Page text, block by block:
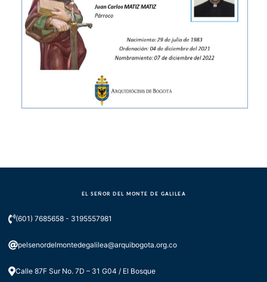
EL SEÑOR DEL MONTE DE GALILEA
(601) 7685658 - 3195557981
pelsenordelmontedegalilea@arquibogota.org.co
Calle 87F Sur No. 7D – 31 G04 / El Bosque